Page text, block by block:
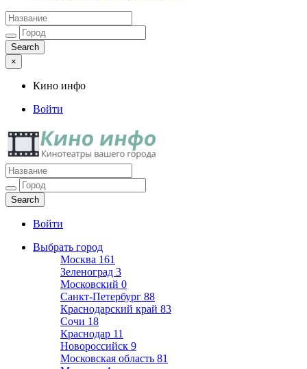
×
Кино инфо
Войти
Кино инфо
Кинотеатры вашего города
Войти
Выбрать город
Москва 161
Зеленоград 3
Московский 0
Санкт-Петербург 88
Краснодарский край 83
Сочи 18
Краснодар 11
Новороссийск 9
Московская область 81